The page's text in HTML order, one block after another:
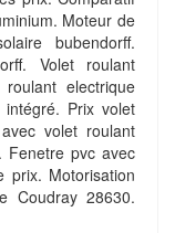
Moteur de
bubendorff.
Volet roulant
electrique
Prix volet
volet roulant
Fenetre pvc avec
prix. Motorisation
Coudray 28630.